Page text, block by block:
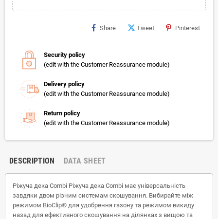
Share Tweet Pinterest
Security policy
(edit with the Customer Reassurance module)
Delivery policy
(edit with the Customer Reassurance module)
Return policy
(edit with the Customer Reassurance module)
DESCRIPTION DATA SHEET
Ріжуча дека Combi Ріжуча дека Combi має універсальність
завдяки двом різним системам скошування. Вибирайте між
режимом BioClip® для удобрення газону та режимом викиду
назад для ефективного скошування на ділянках з вищою та